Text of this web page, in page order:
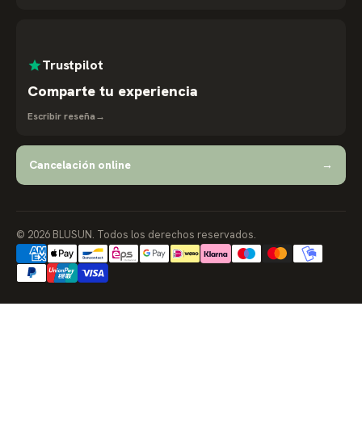
Trustpilot
Comparte tu experiencia
Escribir reseña→
Cancelación online →
© 2026 BLUSUN. Todos los derechos reservados.